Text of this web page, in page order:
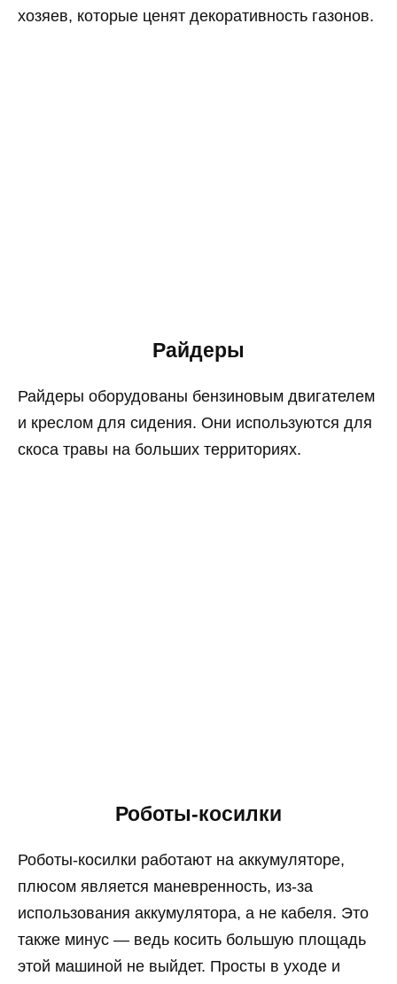
хозяев, которые ценят декоративность газонов.
Райдеры
Райдеры оборудованы бензиновым двигателем
и креслом для сидения. Они используются для
скоса травы на больших территориях.
Роботы-косилки
Роботы-косилки работают на аккумуляторе,
плюсом является маневренность, из-за
использования аккумулятора, а не кабеля. Это
также минус — ведь косить большую площадь
этой машиной не выйдет. Просты в уходе и